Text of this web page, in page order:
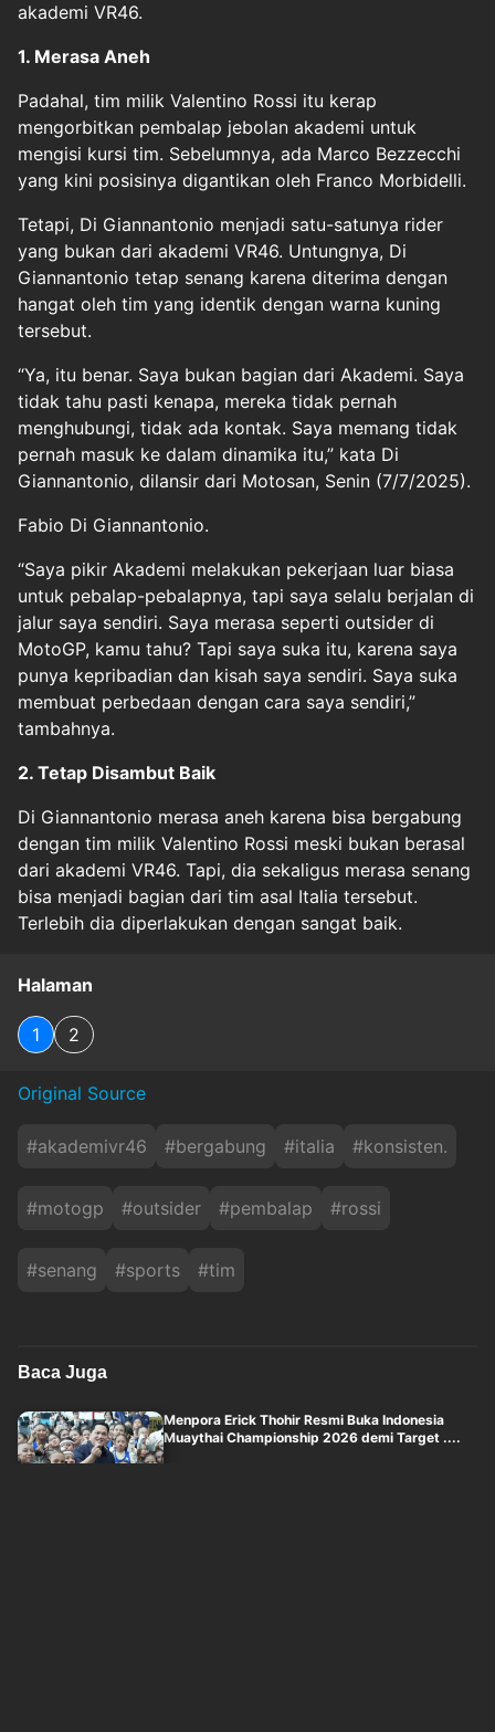
akademi VR46.
1. Merasa Aneh
Padahal, tim milik Valentino Rossi itu kerap
mengorbitkan pembalap jebolan akademi untuk
mengisi kursi tim. Sebelumnya, ada Marco Bezzecchi
yang kini posisinya digantikan oleh Franco Morbidelli.
Tetapi, Di Giannantonio menjadi satu-satunya rider
yang bukan dari akademi VR46. Untungnya, Di
Giannantonio tetap senang karena diterima dengan
hangat oleh tim yang identik dengan warna kuning
tersebut.
“Ya, itu benar. Saya bukan bagian dari Akademi. Saya
tidak tahu pasti kenapa, mereka tidak pernah
menghubungi, tidak ada kontak. Saya memang tidak
pernah masuk ke dalam dinamika itu,” kata Di
Giannantonio, dilansir dari Motosan, Senin (7/7/2025).
Fabio Di Giannantonio.
“Saya pikir Akademi melakukan pekerjaan luar biasa
untuk pebalap-pebalapnya, tapi saya selalu berjalan di
jalur saya sendiri. Saya merasa seperti outsider di
MotoGP, kamu tahu? Tapi saya suka itu, karena saya
punya kepribadian dan kisah saya sendiri. Saya suka
membuat perbedaan dengan cara saya sendiri,”
tambahnya.
2. Tetap Disambut Baik
Di Giannantonio merasa aneh karena bisa bergabung
dengan tim milik Valentino Rossi meski bukan berasal
dari akademi VR46. Tapi, dia sekaligus merasa senang
bisa menjadi bagian dari tim asal Italia tersebut.
Terlebih dia diperlakukan dengan sangat baik.
Halaman
1 2
Original Source
#akademivr46 #bergabung #italia #konsisten.
#motogp #outsider #pembalap #rossi
#senang #sports #tim
Baca Juga
Menpora Erick Thohir Resmi Buka Indonesia
Muaythai Championship 2026 demi Target ....
okezone